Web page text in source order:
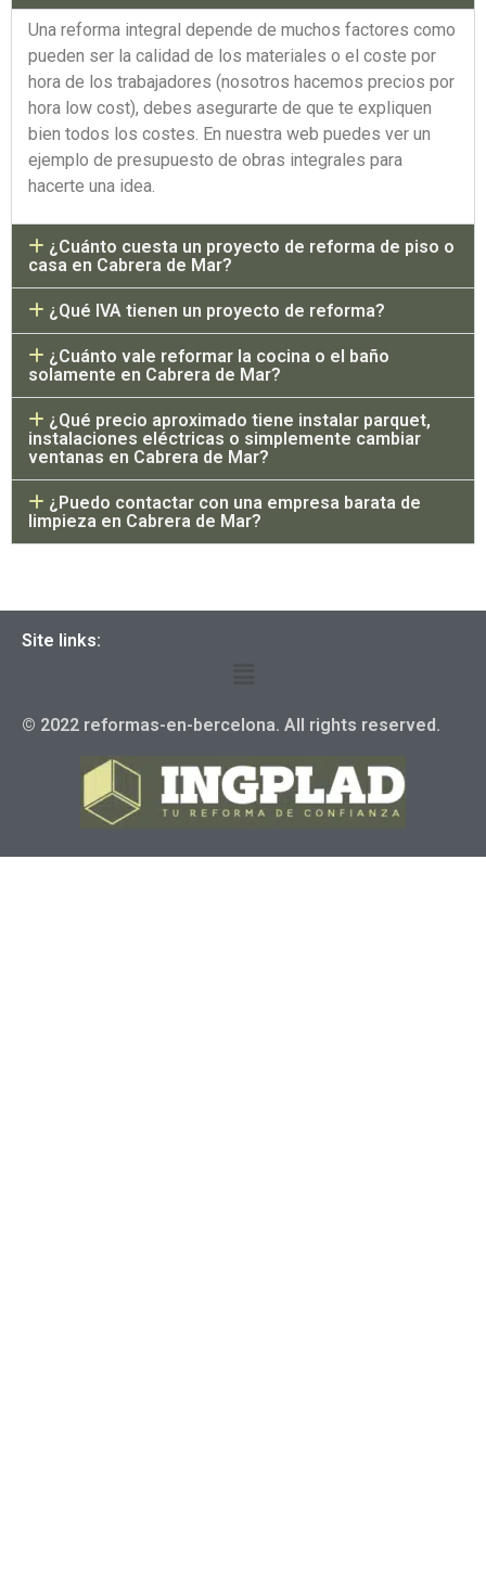
Una reforma integral depende de muchos factores como
pueden ser la calidad de los materiales o el coste por
hora de los trabajadores (nosotros hacemos precios por
hora low cost), debes asegurarte de que te expliquen
bien todos los costes. En nuestra web puedes ver un
ejemplo de presupuesto de obras integrales para
hacerte una idea.
¿Cuánto cuesta un proyecto de reforma de piso o
casa en Cabrera de Mar?
¿Qué IVA tienen un proyecto de reforma?
¿Cuánto vale reformar la cocina o el baño
solamente en Cabrera de Mar?
¿Qué precio aproximado tiene instalar parquet,
instalaciones eléctricas o simplemente cambiar
ventanas en Cabrera de Mar?
¿Puedo contactar con una empresa barata de
limpieza en Cabrera de Mar?
Site links:
© 2022 reformas-en-bercelona. All rights reserved.